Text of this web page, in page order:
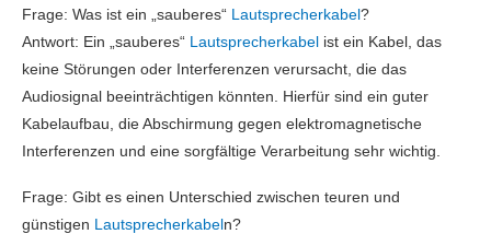
Frage: Was ist ein „sauberes“ Lautsprecherkabel?
Antwort: Ein „sauberes“ Lautsprecherkabel ist ein Kabel, das
keine Störungen oder Interferenzen verursacht, die das
Audiosignal beeinträchtigen könnten. Hierfür sind ein guter
Kabelaufbau, die Abschirmung gegen elektromagnetische
Interferenzen und eine sorgfältige Verarbeitung sehr wichtig.
Frage: Gibt es einen Unterschied zwischen teuren und
günstigen Lautsprecherkabeln?